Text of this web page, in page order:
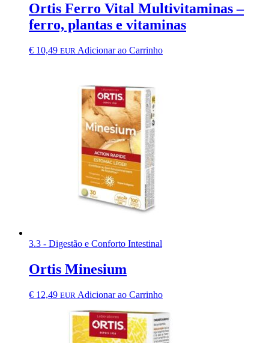
Ortis Ferro Vital Multivitaminas –
ferro, plantas e vitaminas
€ 10,49 EUR Adicionar ao Carrinho
3.3 - Digestão e Conforto Intestinal
Ortis Minesium
€ 12,49 EUR Adicionar ao Carrinho